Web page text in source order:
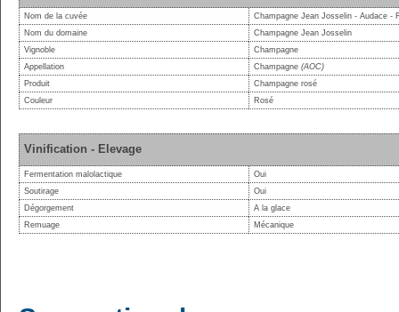
Nom de la cuvée
Champagne Jean Josselin - Audace -
Nom du domaine
Champagne Jean Josselin
Vignoble
Champagne
Appellation
Champagne (AOC)
Produit
Champagne rosé
Couleur
Rosé
Vinification - Elevage
Fermentation malolactique
Oui
Soutirage
Oui
Dégorgement
A la glace
Remuage
Mécanique